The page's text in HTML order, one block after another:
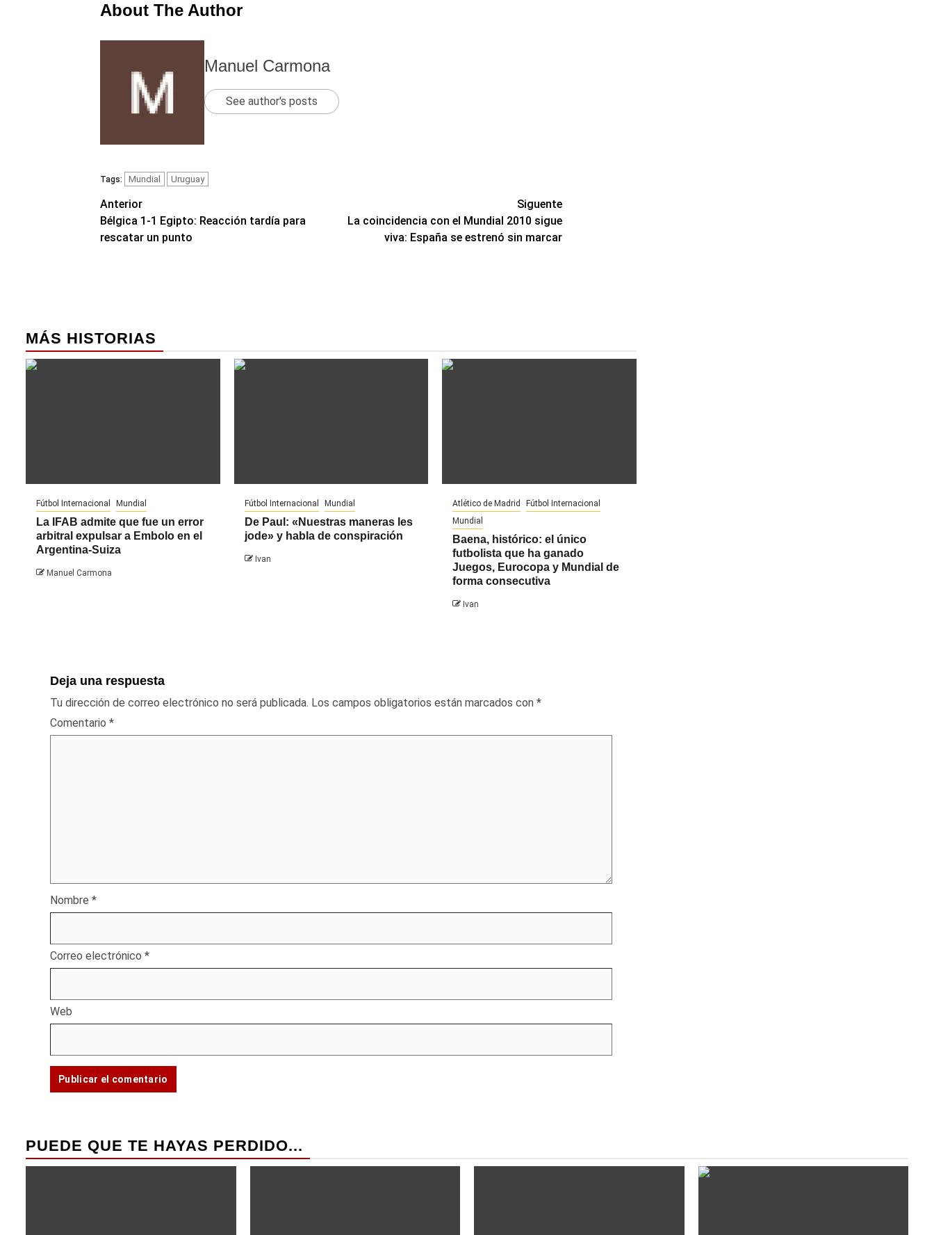
About The Author
Manuel Carmona
See author's posts
Tags: Mundial Uruguay
Navegación
de
Anterior
Bélgica 1-1 Egipto: Reacción tardía para
rescatar un punto
Siguente
La coincidencia con el Mundial 2010 sigue
viva: España se estrenó sin marcar
MÁS HISTORIAS
Fútbol Internacional Mundial
La IFAB admite que fue un error
arbitral expulsar a Embolo en el
Argentina-Suiza
Manuel Carmona
Fútbol Internacional Mundial
De Paul: «Nuestras maneras les
jode» y habla de conspiración
Ivan
Atlético de Madrid
Fútbol Internacional
Mundial
Baena, histórico: el único
futbolista que ha ganado
Juegos, Eurocopa y Mundial de
forma consecutiva
Ivan
Deja una respuesta
Tu dirección de correo electrónico no será publicada. Los campos obligatorios están marcados con *
Comentario *
Nombre *
Correo electrónico *
Web
PUEDE QUE TE HAYAS PERDIDO...